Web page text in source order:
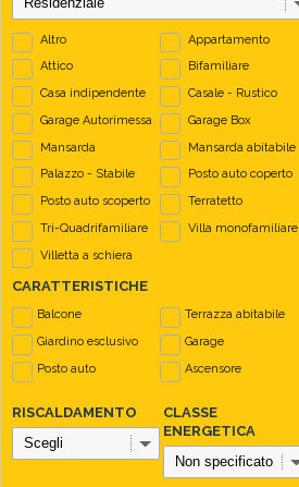
Altro
Appartamento
Attico
Bifamiliare
Casa indipendente
Casale - Rustico
Garage Autorimessa
Garage Box
Mansarda
Mansarda abitabile
Palazzo - Stabile
Posto auto coperto
Posto auto scoperto
Terratetto
Tri-Quadrifamiliare
Villa monofamiliare
Villetta a schiera
CARATTERISTICHE
Balcone
Terrazza abitabile
Giardino esclusivo
Garage
Posto auto
Ascensore
RISCALDAMENTO
CLASSE
ENERGETICA